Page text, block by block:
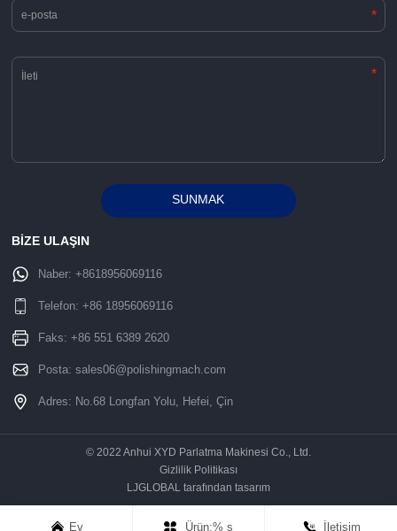
*
*
SUNMAK
BİZE ULAŞIN
Naber:+8618956069116
Telefon:+86 18956069116
Faks: +86 551 6389 2620
Posta:sales06@polishingmach.com
Adres: No.68 Longfan Yolu, Hefei, Çin
© 2022 Anhui XYD Parlatma Makinesi Co., Ltd.
Gizlilik Politikası
LJGLOBAL tarafından tasarım
Ev Ürün:% s İletişim